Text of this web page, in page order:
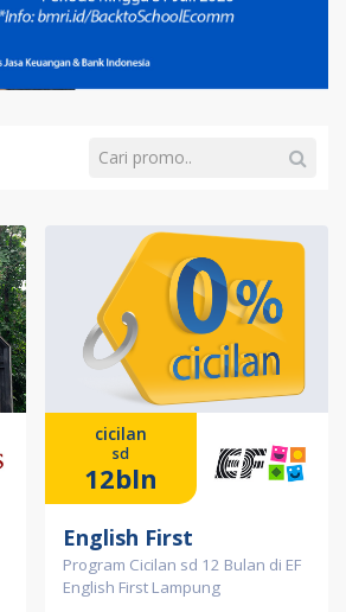
cicilan
sd
12bln
English First
Program Cicilan sd 12 Bulan di EF
English First Lampung